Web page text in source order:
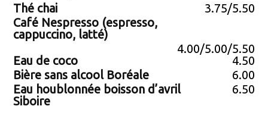
Thé chai
3.75/5.50
Café Nespresso (espresso,
cappuccino, latté)
4.00/5.00/5.50
Eau de coco
4.50
Bière sans alcool Boréale
6.00
Eau houblonnée boisson d’avril
Siboire
6.50